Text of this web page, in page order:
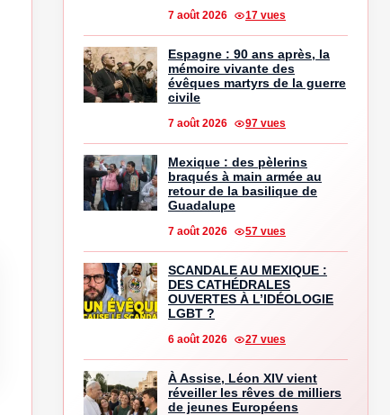
7 août 2026 17 vues
Espagne : 90 ans après, la
mémoire vivante des
évêques martyrs de la guerre
civile
7 août 2026 97 vues
Mexique : des pèlerins
braqués à main armée au
retour de la basilique de
Guadalupe
7 août 2026 57 vues
SCANDALE AU MEXIQUE :
DES CATHÉDRALES
OUVERTES À L’IDÉOLOGIE
LGBT ?
6 août 2026 27 vues
À Assise, Léon XIV vient
réveiller les rêves de milliers
de jeunes Européens